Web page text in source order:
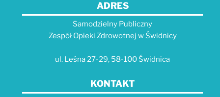
ADRES
Samodzielny Publiczny
Zespół Opieki Zdrowotnej w Świdnicy
ul. Leśna 27-29, 58-100 Świdnica
KONTAKT